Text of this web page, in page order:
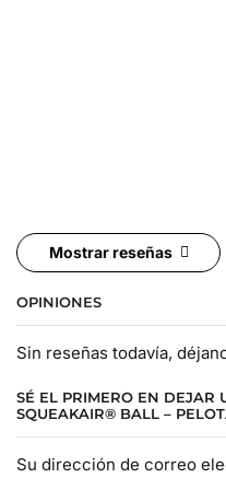
Mostrar reseñas
OPINIONES
Sin reseñas todavía,
SÉ EL PRIMERO EN DEJAR
SQUEAKAIR® BALL –
Su dirección de correo